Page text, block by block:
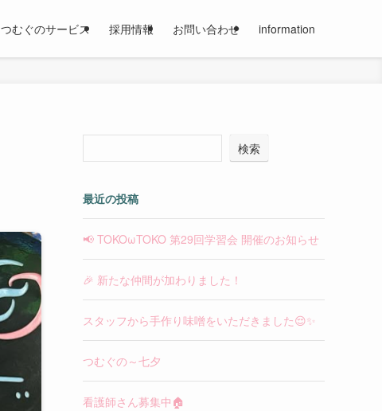
つむぐのサービス 採用情報 お問い合わせ information
検索
最近の投稿
📢 TOKOωTOKO 第29回学習会 開催のお知らせ
🎉 新たな仲間が加わりました！
スタッフから手作り味噌をいただきました😌✨
つむぐの～七夕
看護師さん募集中🏠